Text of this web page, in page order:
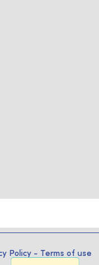
Policy - Terms of use